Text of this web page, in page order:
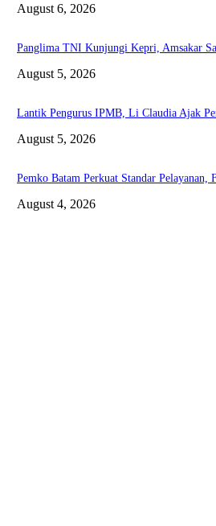
August 6, 2026
Panglima TNI Kunjungi Kepri, Amsakar
August 5, 2026
Lantik Pengurus IPMB, Li Claudia Ajak
August 5, 2026
Pemko Batam Perkuat Standar Pelayanan,
August 4, 2026